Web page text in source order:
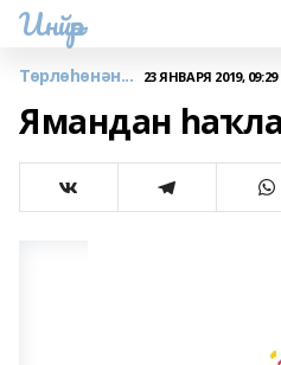
Инйәр
Төрлөһөнән... 23 ЯНВАРЯ 2019, 09:29
Ямандан